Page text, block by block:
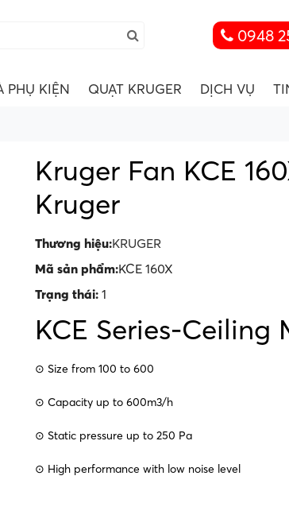
0948
PHỤ KIỆN QUẠT KRUGER DỊCH VỤ
Kruger Fan KCE
Kruger
Thương hiệu:KRUGER
Mã sản phẩm:KCE 160X
Trạng thái: 1
KCE Series-Ceiling
⊙ Size from 100 to 600
⊙ Capacity up to 600m3/h
⊙ Static pressure up to 250 Pa
⊙ High performance with low noise level